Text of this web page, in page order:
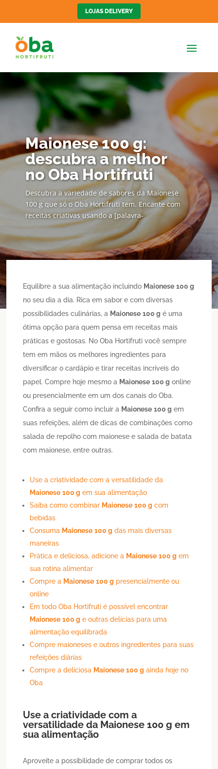
LOJAS DELIVERY
Maionese 100 g:
descubra a melhor
no Oba Hortifruti
Descubra a variedade de sabores da Maionese
100 g que só o Oba Hortifruti tem. Encante com
receitas criativas usando a [palavra-
Equilibre a sua alimentação incluindo Maionese 100 g
no seu dia a dia. Rica em sabor e com diversas
possibilidades culinárias, a Maionese 100 g é uma
ótima opção para quem pensa em receitas mais
práticas e gostosas. No Oba Hortifruti você sempre
tem em mãos os melhores ingredientes para
diversificar o cardápio e tirar receitas incríveis do
papel. Compre hoje mesmo a Maionese 100 g online
ou presencialmente em um dos canais do Oba.
Confira a seguir como incluir a Maionese 100 g em
suas refeições, além de dicas de combinações como
salada de repolho com maionese e salada de batata
com maionese, entre outras.
Use a criatividade com a versatilidade da
Maionese 100 g em sua alimentação
Saiba como combinar Maionese 100 g com
bebidas
Consuma Maionese 100 g das mais diversas
maneiras
Prática e deliciosa, adicione a Maionese 100 g em
sua rotina alimentar
Compre a Maionese 100 g presencialmente ou
online
Em todo Oba Hortifruti é possível encontrar
Maionese 100 g e outras delícias para uma
alimentação equilibrada
Compre maioneses e outros ingredientes para suas
refeições diárias
Compre a deliciosa Maionese 100 g ainda hoje no
Oba
Use a criatividade com a
versatilidade da Maionese 100 g em
sua alimentação
Aproveite a possibilidade de comprar todos os